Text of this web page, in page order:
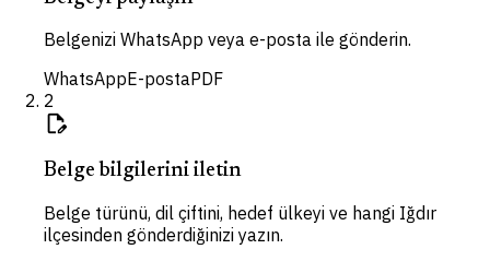
Belgenizi WhatsApp veya e-posta ile gönderin.
WhatsAppE-postaPDF
2
edit_document
Belge bilgilerini iletin
Belge türünü, dil çiftini, hedef ülkeyi ve hangi Iğdır
ilçesinden gönderdiğinizi yazın.